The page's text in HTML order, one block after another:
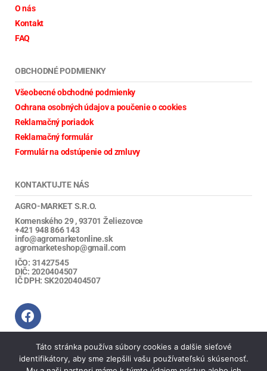
O nás
Kontakt
FAQ
OBCHODNÉ PODMIENKY
Všeobecné obchodné podmienky
Ochrana osobných údajov a poučenie o cookies
Reklamačný poriadok
Reklamačný formulár
Formulár na odstúpenie od zmluvy
KONTAKTUJTE NÁS
AGRO-MARKET S.R.O.
Komenského 29 , 93701 Želiezovce
+421 948 866 143
info@agromarketonline.sk
agromarketeshop@gmail.com
IČO: 31427545
DIČ: 2020404507
IČ DPH: SK2020404507
NÁJDETE NÁS TU
Táto stránka používa súbory cookies a dalšie sieťové
identifikátory, aby sme zlepšili vašu používateľskú skúsenosť.